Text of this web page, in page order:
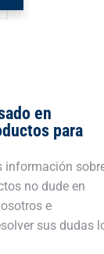
en
para
información
no dude en
e
sus dudas